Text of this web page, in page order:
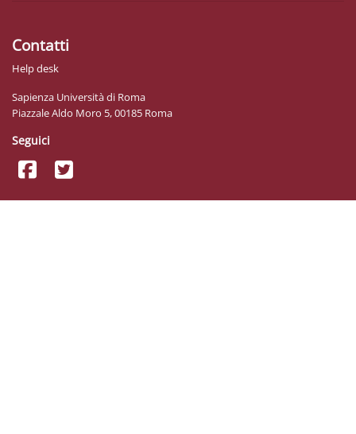
Contatti
Help desk
Sapienza Università di Roma
Piazzale Aldo Moro 5, 00185 Roma
Seguici